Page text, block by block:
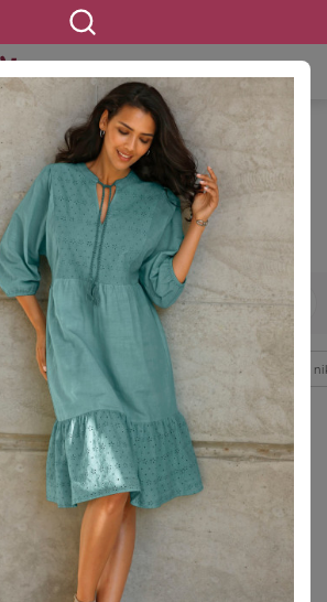
Shop
44 48 50 52 54
& Strandkleidung Beauty Blusen &
FILTERN
neuen Lieblingsfilter:
FIGURTYP FILTERN